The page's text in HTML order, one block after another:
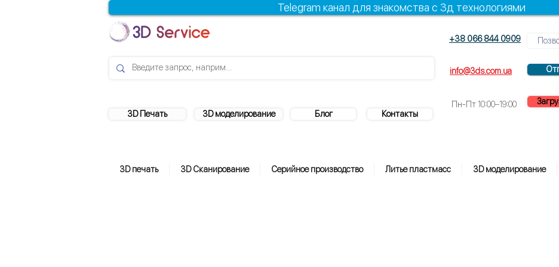
Telegram канал для знакомства с 3д технологиями
3D Печать 3D моделирование Блог Контакты
+38 066 844 0909
info@3ds.com.ua
Пн-Пт10:00–19:00
3D печать 3D Сканирование Серийное производство Литье пластмасс 3D моделирование